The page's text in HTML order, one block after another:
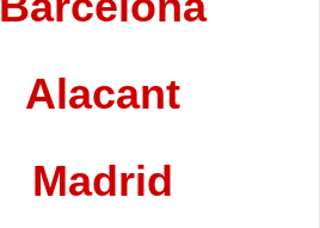
Alacant
Madrid